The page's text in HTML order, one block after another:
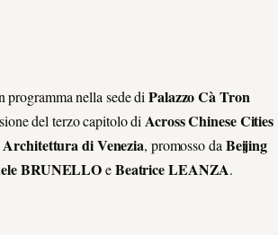
programma nella sede diPalazzo Cà Tron
del terzo capitolo di Across Chinese Cities
di Venezia, promosso da Beijing
BRUNELLOeBeatrice LEANZA.